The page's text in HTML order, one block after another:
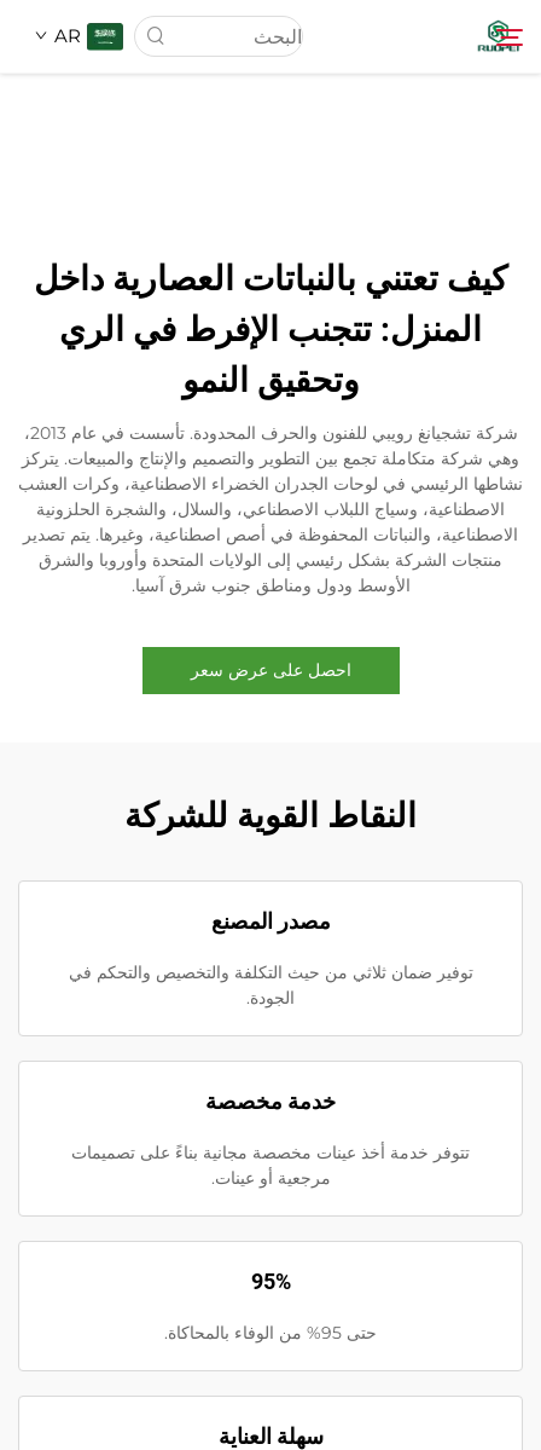
AR
تنزيل
الاتصال
كيف تعتني بالنباتات العصارية داخل
المنزل: تتجنب الإفرط في الري
وتحقيق النمو
شركة تشجيانغ رويبي للفنون والحرف المحدودة. تأسست في عام 2013،
وهي شركة متكاملة تجمع بين التطوير والتصميم والإنتاج والمبيعات. يتركز
نشاطها الرئيسي في لوحات الجدران الخضراء الاصطناعية، وكرات العشب
الاصطناعية، وسياج اللبلاب الاصطناعي، والسلال، والشجرة الحلزونية
الاصطناعية، والنباتات المحفوظة في أصص اصطناعية، وغيرها. يتم تصدير
منتجات الشركة بشكل رئيسي إلى الولايات المتحدة وأوروبا والشرق
الأوسط ودول ومناطق جنوب شرق آسيا.
احصل على عرض سعر
النقاط القوية للشركة
مصدر المصنع
توفير ضمان ثلاثي من حيث التكلفة والتخصيص والتحكم في
الجودة.
خدمة مخصصة
تتوفر خدمة أخذ عينات مخصصة مجانية بناءً على تصميمات
مرجعية أو عينات.
95%
حتى 95% من الوفاء بالمحاكاة.
سهلة العناية